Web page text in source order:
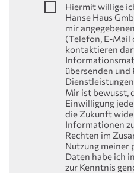
Hiermit willige
Hanse Haus
mir
(Telefon, E-Mail
kontaktieren
übersenden und
Mir ist bewusst,
Einwilligung
die Zukunft
Informationen
Rechten im
Nutzung meiner
Daten habe ich
zur Kenntnis